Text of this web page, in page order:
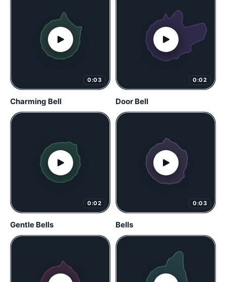
0:03
Charming Bell
0:02
Door Bell
0:02
Gentle Bells
0:03
Bells